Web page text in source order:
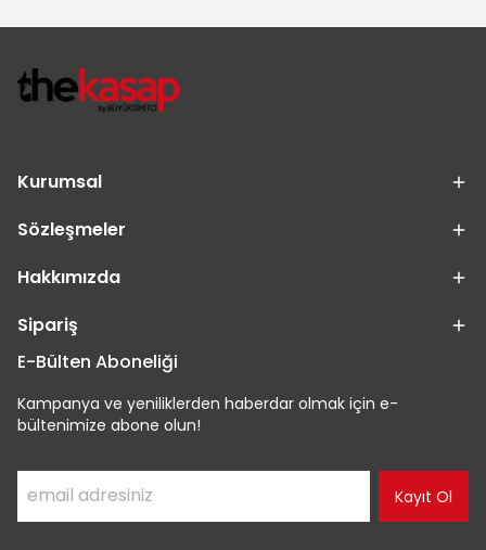
Kurumsal
Sözleşmeler
Hakkımızda
Sipariş
E-Bülten Aboneliği
Kampanya ve yeniliklerden haberdar olmak için e-
bültenimize abone olun!
Kayıt Ol